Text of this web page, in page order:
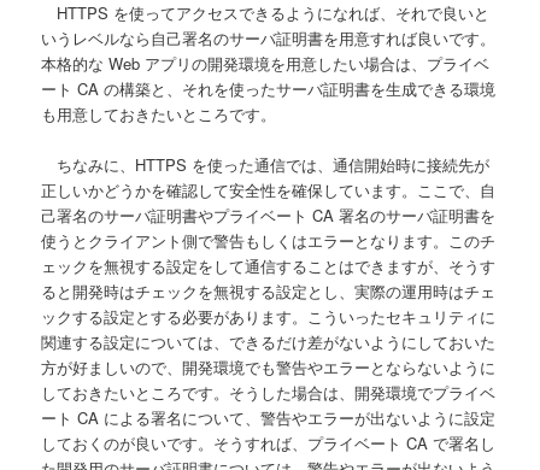
HTTPS を使ってアクセスできるようになれば、それで良いと
いうレベルなら自己署名のサーバ証明書を用意すれば良いです。
本格的な Web アプリの開発環境を用意したい場合は、プライベ
ート CA の構築と、それを使ったサーバ証明書を生成できる環境
も用意しておきたいところです。
ちなみに、HTTPS を使った通信では、通信開始時に接続先が
正しいかどうかを確認して安全性を確保しています。ここで、自
己署名のサーバ証明書やプライベート CA 署名のサーバ証明書を
使うとクライアント側で警告もしくはエラーとなります。このチ
ェックを無視する設定をして通信することはできますが、そうす
ると開発時はチェックを無視する設定とし、実際の運用時はチェ
ックする設定とする必要があります。こういったセキュリティに
関連する設定については、できるだけ差がないようにしておいた
方が好ましいので、開発環境でも警告やエラーとならないように
しておきたいところです。そうした場合は、開発環境でプライベ
ート CA による署名について、警告やエラーが出ないように設定
しておくのが良いです。そうすれば、プライベート CA で署名し